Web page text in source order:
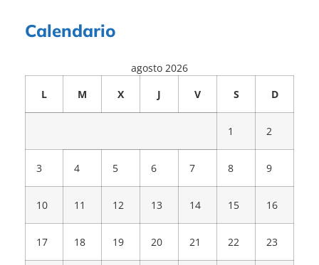
Calendario
agosto 2026
L
M X J V S D
1 2
3 4 5 6 7 8 9
10 11 12 13 14 15 16
17 18 19 20 21 22 23